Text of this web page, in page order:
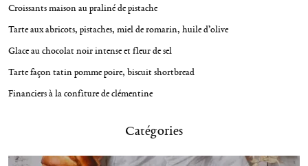
Croissants maison au praliné de pistache
Tarte aux abricots, pistaches, miel de romarin, huile d’olive
Glace au chocolat noir intense et fleur de sel
Tarte façon tatin pomme poire, biscuit shortbread
Financiers à la confiture de clémentine
Catégories
a
t
i
o
n
e